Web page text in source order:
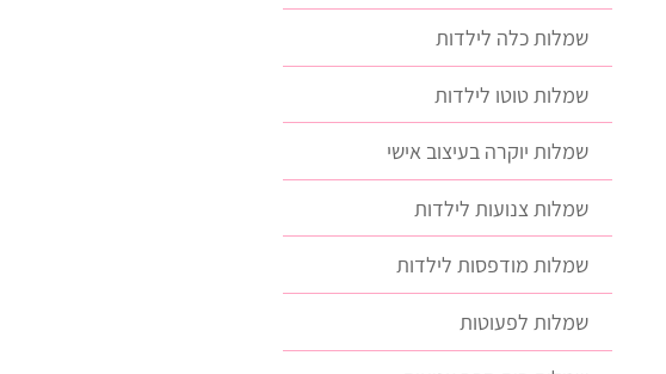
שמלות כלה לילדות
שמלות טוטו לילדות
שמלות יוקרה בעיצוב אישי
שמלות צנועות לילדות
שמלות מודפסות לילדות
שמלות לפעוטות